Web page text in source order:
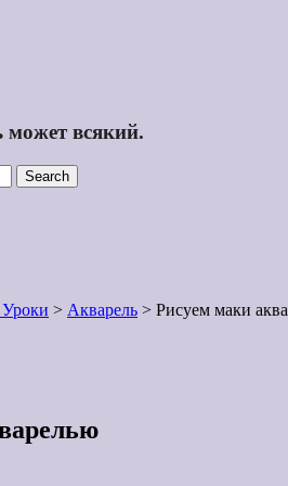
может всякий.
> Акварель > Рисуем маки